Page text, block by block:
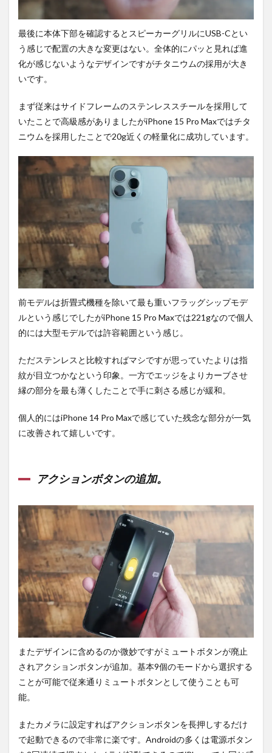
最後に本体下部を確認するとスピーカーグリルにUSB-Cとい
う感じで配置の大きな変更はない。全体的にパッと見れば進
化が感じないようなデザインですがチタニウムの採用が大き
いです。
まず従来はサイドフレームのステンレススチールを採用して
いたことで高級感がありましたがiPhone 15 Pro Maxではチタ
ニウムを採用したことで20g近くの軽量化に成功しています。
前モデルは折畳式機種を除いて最も重いフラッグシップモデ
ルという感じでしたがiPhone 15 Pro Maxでは221gなので個人
的には大型モデルでは許容範囲という感じ。
ただステンレスと比較すればマシですが思っていたよりは指
紋が目立つかなという印象。一方でエッジをよりカーブさせ
縁の部分を最も薄くしたことで手に刺さる感じが緩和。
個人的にはiPhone 14 Pro Maxで感じていた残念な部分が一気
に改善されて嬉しいです。
アクションボタンの追加。
またデザインに含めるのか微妙ですがミュートボタンが廃止
されアクションボタンが追加。基本9個のモードから選択する
ことが可能で従来通りミュートボタンとして使うことも可
能。
またカメラに設定すればアクションボタンを長押しするだけ
で起動できるので非常に楽です。Androidの多くは電源ボタン